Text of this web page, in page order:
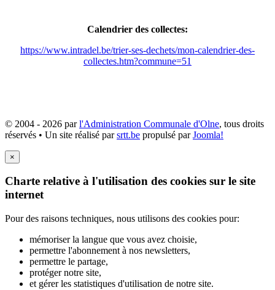
Calendrier des collectes:
https://www.intradel.be/trier-ses-dechets/mon-calendrier-des-
collectes.htm?commune=51
© 2004 - 2026 parl'Administration Communale d'Olne, tous droits
réservés • Un site réalisé parsrtt.be propulsé parJoomla!
×
Charte relative à l'utilisation des cookies sur le site
internet
Pour des raisons techniques, nous utilisons des cookies pour:
mémoriser la langue que vous avez choisie,
permettre l'abonnement à nos newsletters,
permettre le partage,
protéger notre site,
et gérer les statistiques d'utilisation de notre site.